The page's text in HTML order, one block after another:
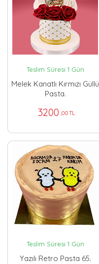
Teslim Süresi 1 Gün
Melek Kanatlı Kırmızı Güllü
Pasta.
3200 ,00 TL
Teslim Süresi 1 Gün
Yazılı Retro Pasta 65.